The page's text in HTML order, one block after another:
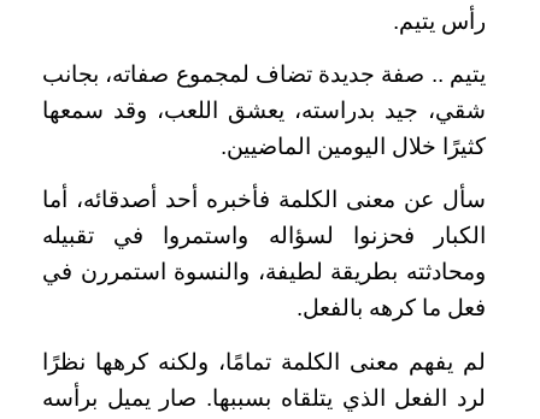
رأس يتيم.
يتيم .. صفة جديدة تضاف لمجموع صفاته، بجانب
شقي، جيد بدراسته، يعشق اللعب، وقد سمعها
كثيرًا خلال اليومين الماضيين.
سأل عن معنى الكلمة فأخبره أحد أصدقائه، أما
الكبار فحزنوا لسؤاله واستمروا في تقبيله
ومحادثته بطريقة لطيفة، والنسوة استمررن في
فعل ما كرهه بالفعل.
لم يفهم معنى الكلمة تمامًا، ولكنه كرهها نظرًا
لرد الفعل الذي يتلقاه بسببها. صار يميل برأسه